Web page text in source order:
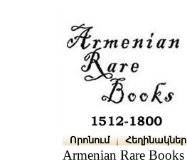
Որոնում Հեղինակներ
Armenian Rare Books